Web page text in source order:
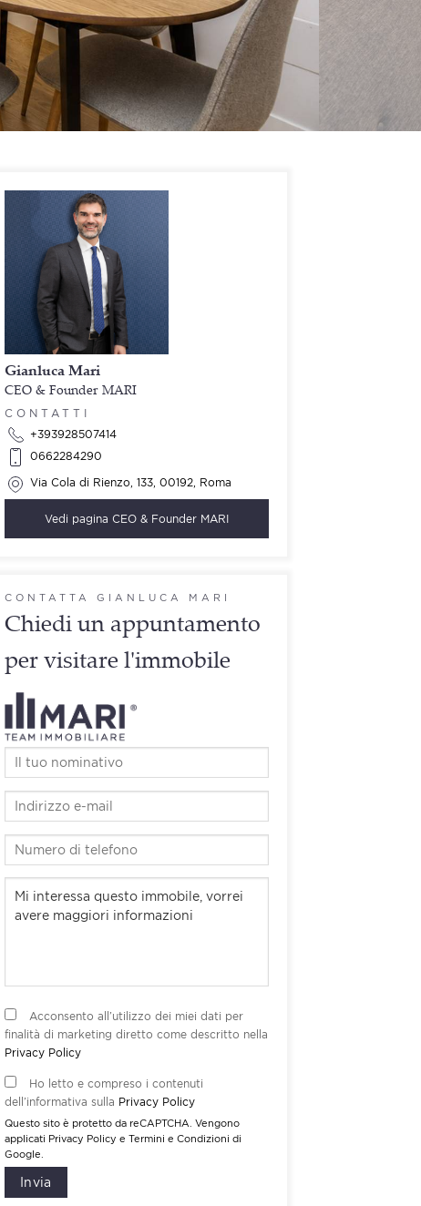
Gianluca Mari
CEO & Founder MARI
CONTATTI
+393928507414
0662284290
Via Cola di Rienzo, 133, 00192, Roma
Vedi pagina CEO & Founder MARI
CONTATTA GIANLUCA MARI
Chiedi un appuntamento
per visitare l'immobile
Acconsento all’utilizzo dei miei dati per
finalità di marketing diretto come descritto nella
Privacy Policy
Ho letto e compreso i contenuti
dell’informativa sulla Privacy Policy
Questo sito è protetto da reCAPTCHA. Vengono
applicati Privacy Policy e Termini e Condizioni di
Google.
Invia